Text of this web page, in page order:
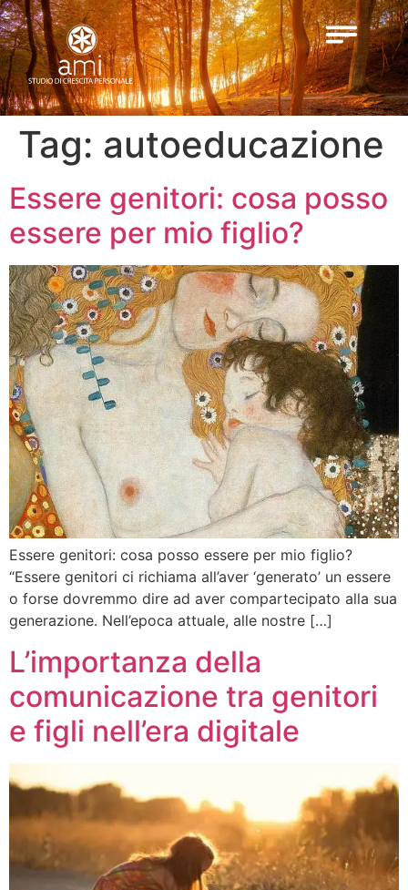
Tag: autoeducazione
Essere genitori: cosa posso
essere per mio figlio?
Essere genitori: cosa posso essere per mio figlio?
“Essere genitori ci richiama all’aver ‘generato’ un essere
o forse dovremmo dire ad aver compartecipato alla sua
generazione. Nell’epoca attuale, alle nostre […]
L’importanza della
comunicazione tra genitori
e figli nell’era digitale